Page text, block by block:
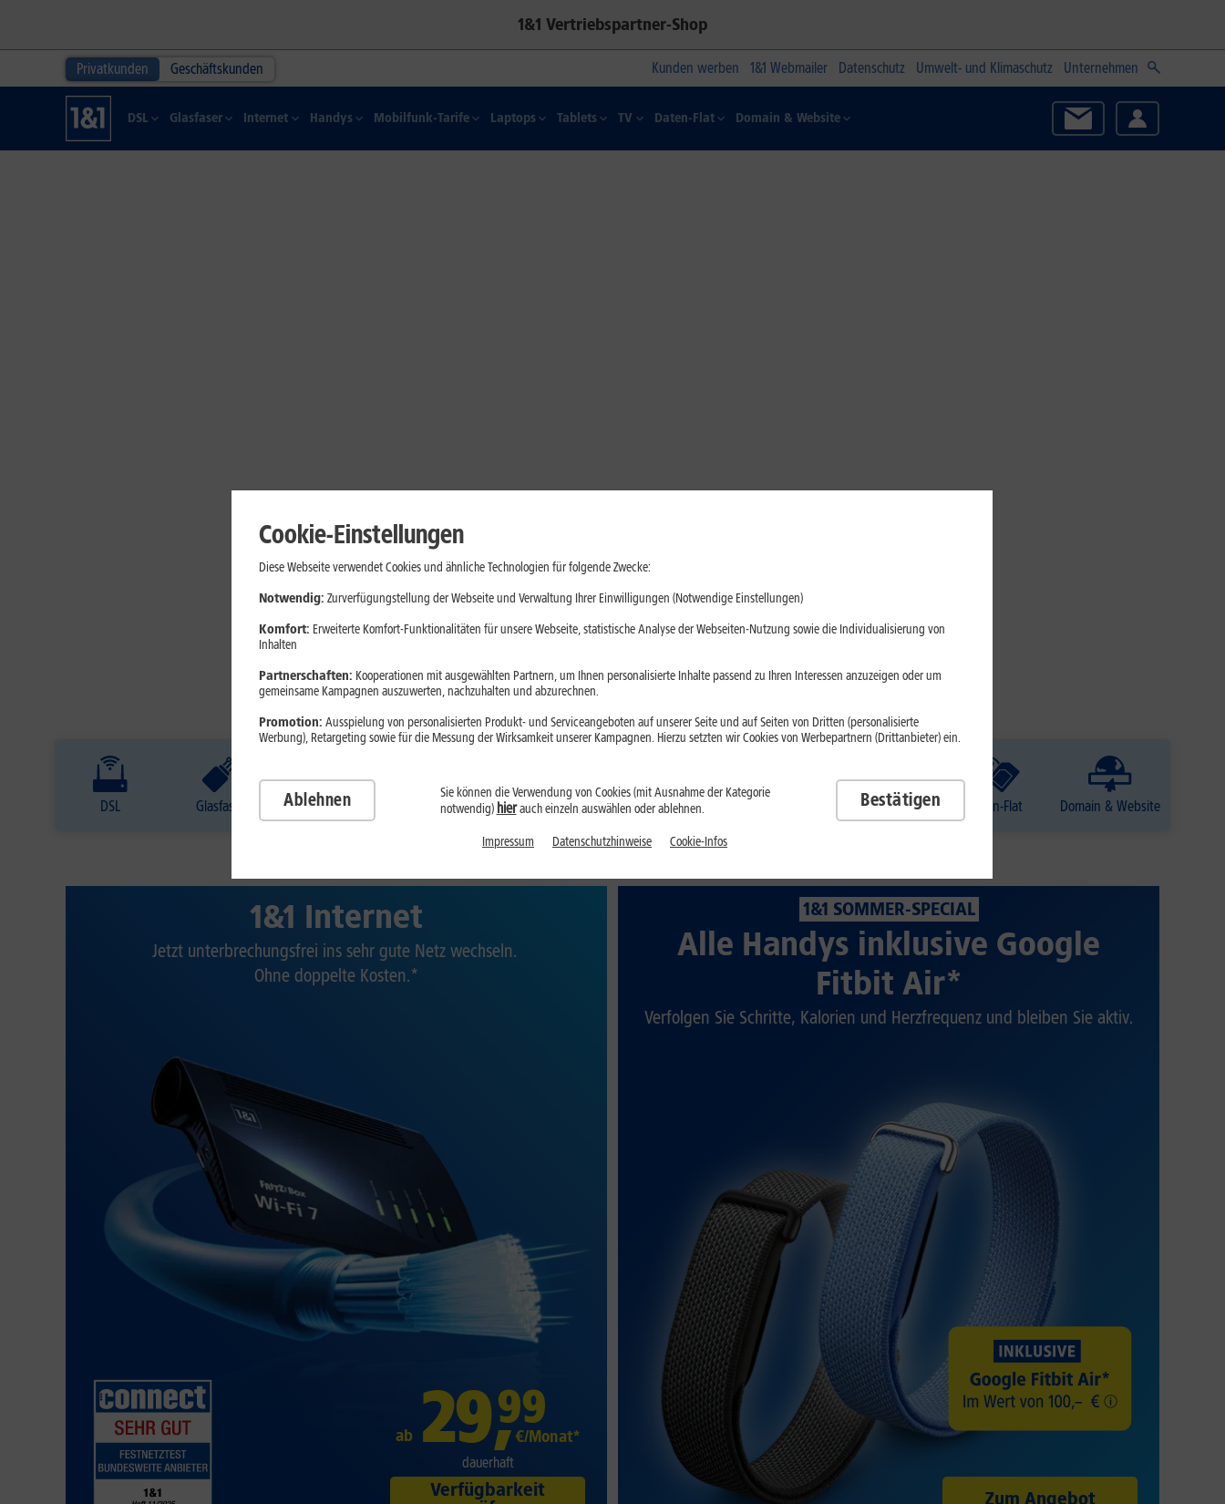
1&1 Vertriebspartner-Shop
Privatkunden Geschäftskunden Kunden werben 1&1 Webmailer Datenschutz Umwelt- und Klimaschutz Unternehmen
DSL Glasfaser Internet Handys Mobilfunk-Tarife Laptops Tablets TV Daten-Flat Domain & Website
DSL Glasfaser Internet Handys Mobilfunk-Tarife Laptops TV Daten-Flat Domain & Website
1&1 Internet
Jetzt unterbrechungsfrei ins sehr gute Netz wechseln.
Ohne doppelte Kosten.*
ab 29,99
€/Monat*
dauerhaft
Verfügbarkeit
1&1 SOMMER-SPECIAL
Alle Handys inklusive Google
Fitbit Air*
Verfolgen Sie Schritte, Kalorien und Herzfrequenz und bleiben Sie aktiv.
Zum Angebot
Cookie-Einstellungen
Diese Webseite verwendet Cookies und ähnliche Technologien für folgende Zwecke:
Notwendig: Zurverfügungstellung der Webseite und Verwaltung Ihrer Einwilligungen (Notwendige Einstellungen)
Komfort: Erweiterte Komfort-Funktionalitäten für unsere Webseite, statistische Analyse der Webseiten-Nutzung sowie die Individualisierung von
Inhalten
Partnerschaften: Kooperationen mit ausgewählten Partnern, um Ihnen personalisierte Inhalte passend zu Ihren Interessen anzuzeigen oder um
gemeinsame Kampagnen auszuwerten, nachzuhalten und abzurechnen.
Promotion: Ausspielung von personalisierten Produkt- und Serviceangeboten auf unserer Seite und auf Seiten von Dritten (personalisierte
Werbung), Retargeting sowie für die Messung der Wirksamkeit unserer Kampagnen. Hierzu setzten wir Cookies von Werbepartnern (Drittanbieter) ein.
Ablehnen
Sie können die Verwendung von Cookies (mit Ausnahme der Kategorie
notwendig) hierauch einzeln auswählen oder ablehnen. Bestätigen
Impressum Datenschutzhinweise Cookie-Infos